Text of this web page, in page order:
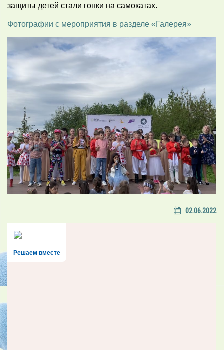
защиты детей стали гонки на самокатах.
Фотографии с мероприятия в разделе «Галерея»
02.06.2022
Решаем вместе